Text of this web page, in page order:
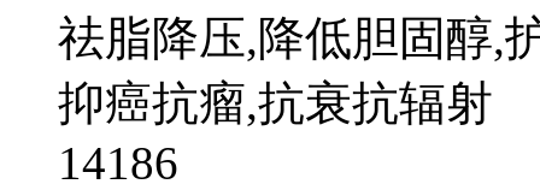
祛脂降压,降低胆固醇,
抑癌抗瘤,抗衰抗辐射
14186